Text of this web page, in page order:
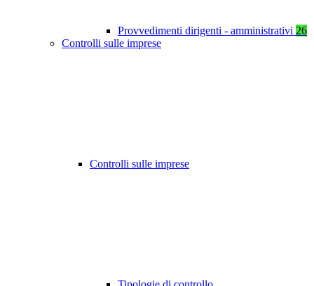
Provvedimenti dirigenti - amministrativi 26
Controlli sulle imprese
Controlli sulle imprese